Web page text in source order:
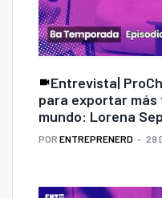
Entrevista|
para exportar
mundo: Lorena
POR ENTREPRENERD 29